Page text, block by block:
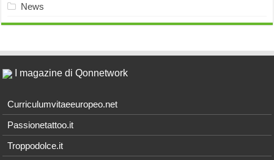
News
I magazine di Qonnetwork
Curriculumvitaeeuropeo.net
Passionetattoo.it
Troppodolce.it